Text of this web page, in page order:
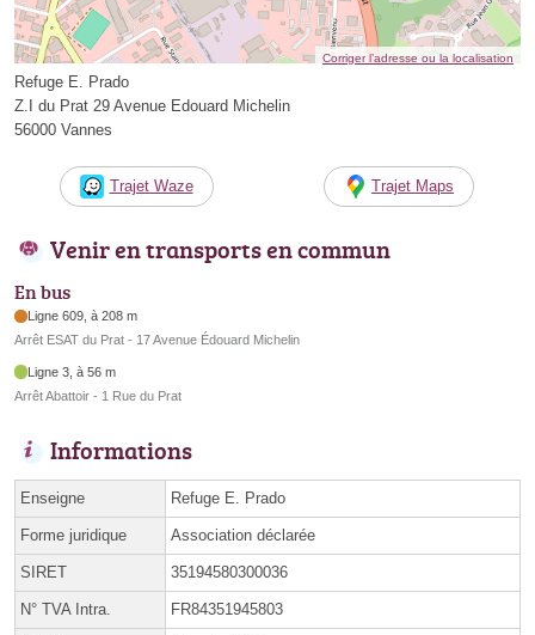
Corriger l’adresse ou la localisation
Refuge E. Prado
Z.I du Prat 29 Avenue Edouard Michelin
56000 Vannes
Trajet Waze Trajet Maps
Venir en transports en commun
En bus
Ligne 609, à 208 m
Arrêt ESAT du Prat - 17 Avenue Édouard Michelin
Ligne 3, à 56 m
Arrêt Abattoir - 1 Rue du Prat
Informations
Enseigne Refuge E. Prado
Forme juridique Association déclarée
SIRET 35194580300036
N° TVA Intra. FR84351945803